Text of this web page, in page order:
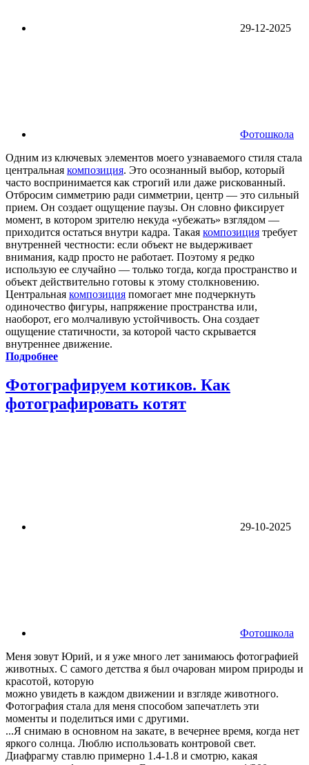
29-12-2025
Фотошкола
Одним из ключевых элементов моего узнаваемого стиля стала
центральная композиция. Это осознанный выбор, который
часто воспринимается как строгий или даже рискованный.
Отбросим симметрию ради симметрии, центр — это сильный
прием. Он создает ощущение паузы. Он словно фиксирует
момент, в котором зрителю некуда «убежать» взглядом —
приходится остаться внутри кадра. Такая композиция требует
внутренней честности: если объект не выдерживает
внимания, кадр просто не работает. Поэтому я редко
использую ее случайно — только тогда, когда пространство и
объект действительно готовы к этому столкновению.
Центральная композиция помогает мне подчеркнуть
одиночество фигуры, напряжение пространства или,
наоборот, его молчаливую устойчивость. Она создает
ощущение статичности, за которой часто скрывается
внутреннее движение.
Подробнее
Фотографируем котиков. Как
фотографировать котят
29-10-2025
Фотошкола
Меня зовут Юрий, и я уже много лет занимаюсь фотографией
животных. С самого детства я был очарован миром природы и
красотой, которую
можно увидеть в каждом движении и взгляде животного.
Фотография стала для меня способом запечатлеть эти
моменты и поделиться ими с другими.
...Я снимаю в основном на закате, в вечернее время, когда нет
яркого солнца. Люблю использовать контровой свет.
Диафрагму ставлю примерно 1.4-1.8 и смотрю, какая